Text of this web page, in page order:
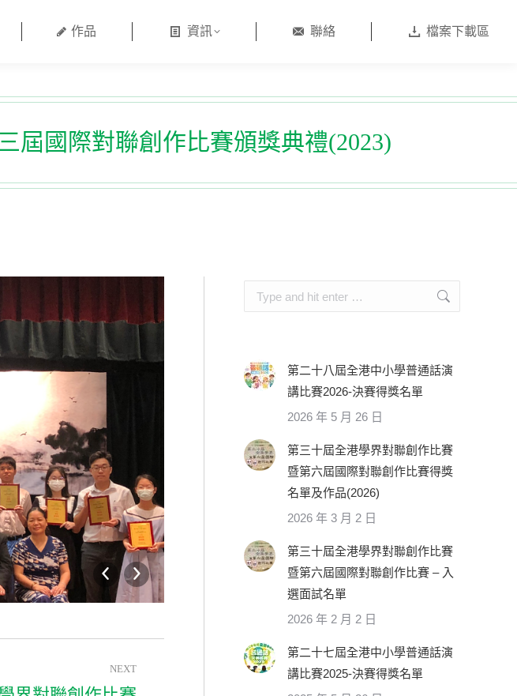
作品 資訊 聯絡 檔案下載區
屆國際對聯創作比賽頒獎典禮(2023)
IMG_0150
NEXT
Search:
第二十八屆全港中小學普通話演
講比賽2026-決賽得獎名單
2026 年 5 月 26 日
第三十屆全港學界對聯創作比賽
暨第六屆國際對聯創作比賽得獎
名單及作品(2026)
2026 年 3 月 2 日
第三十屆全港學界對聯創作比賽
暨第六屆國際對聯創作比賽 – 入
選面試名單
2026 年 2 月 2 日
第二十七屆全港中小學普通話演
講比賽2025-決賽得獎名單